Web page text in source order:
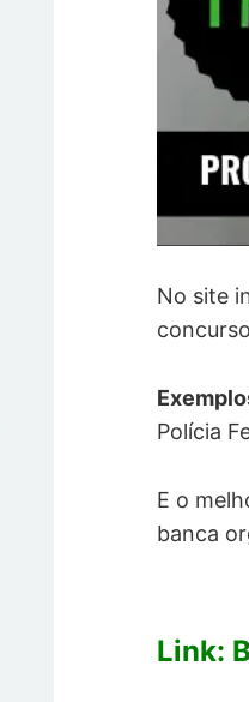
No site
Polícia
E o
banca
Link: